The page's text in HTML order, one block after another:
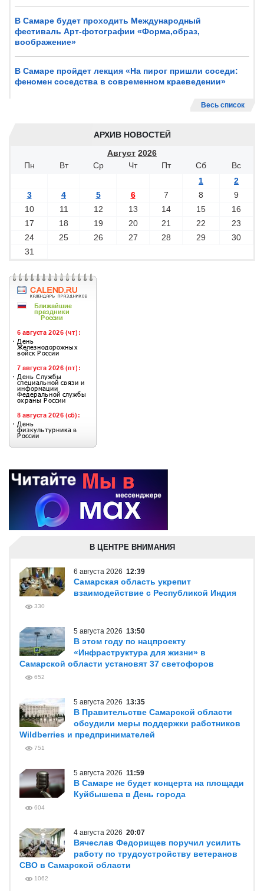
В Самаре будет проходить Международный
фестиваль Арт-фотографии «Форма,образ,
воображение»
В Самаре пройдет лекция «На пирог пришли соседи:
феномен соседства в современном краеведении»
Весь список
АРХИВ НОВОСТЕЙ
Август 2026
Пн
Вт Ср Чт Пт Сб
Вс
1
2
3
4 5 6 7 8
9
10
11 12 13 14 15
16
17
18 19 20 21 22
23
24
25 26 27 28 29
30
31
В ЦЕНТРЕ ВНИМАНИЯ
6 августа 2026 12:39
Самарская область укрепит
взаимодействие с Республикой Индия
330
5 августа 2026 13:50
В этом году по нацпроекту
«Инфраструктура для жизни» в
Самарской области установят 37 светофоров
652
5 августа 2026 13:35
В Правительстве Самарской области
обсудили меры поддержки работников
Wildberries и предпринимателей
751
5 августа 2026 11:59
В Самаре не будет концерта на площади
Куйбышева в День города
604
4 августа 2026 20:07
Вячеслав Федорищев поручил усилить
работу по трудоустройству ветеранов
СВО в Самарской области
1062